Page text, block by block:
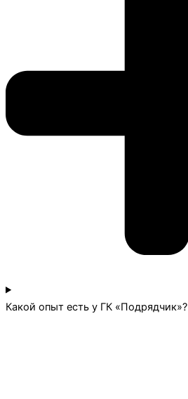
Какой опыт есть у ГК «Подрядчик»?